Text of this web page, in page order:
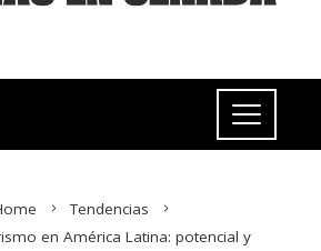
Tendencias
en América Latina: potencial y